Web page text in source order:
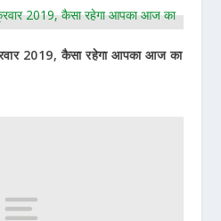
2019, कैसा रहेगा आपका आज का